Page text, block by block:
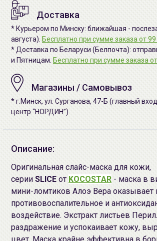
Доставка
* Курьером по Минску: ближайшая -
августа). Бесплатно при сумме заказа от 99
* Доставка по Беларуси (Белпочта):
и Пятницам. Бесплатно при сумме заказа от
Магазины / Самовывоз
* г.Минск, ул. Сурганова, 47-Б (главный
центр “НОРДИН”).
Описание:
Оригинальная слайс-маска для кожи,
серии SLICE от KOCOSTAR - маска в
мини-ломтиков Алоэ Вера
противовоспалительное и
воздействие. Экстракт листьев
раздражение и успокаивает кожу,